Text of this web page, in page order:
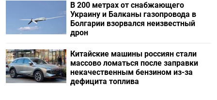
В 200 метрах от снабжающего
Украину и Балканы газопровода в
Болгарии взорвался неизвестный
дрон
Китайские машины россиян стали
массово ломаться после заправки
некачественным бензином из-за
дефицита топлива